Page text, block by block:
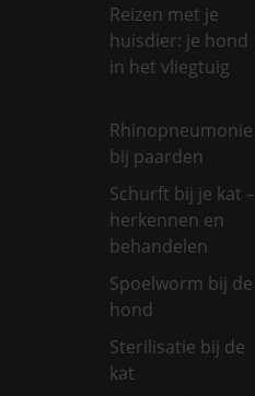
Reizen met je
huisdier: je hond
in het vliegtuig
Rhinopneumonie
bij paarden
Schurft bij je kat –
herkennen en
behandelen
Spoelworm bij de
hond
Sterilisatie bij de
kat